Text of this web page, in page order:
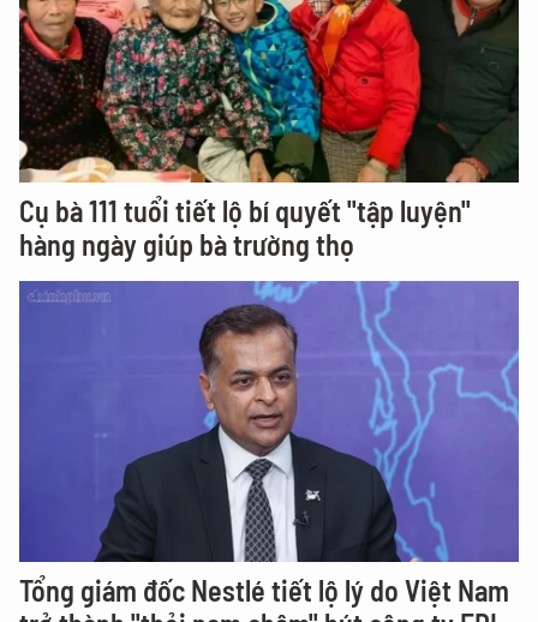
Cụ bà 111 tuổi tiết lộ bí quyết "tập luyện"
hàng ngày giúp bà trường thọ
Tổng giám đốc Nestlé tiết lộ lý do Việt Nam